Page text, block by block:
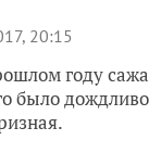
20:15
году
было